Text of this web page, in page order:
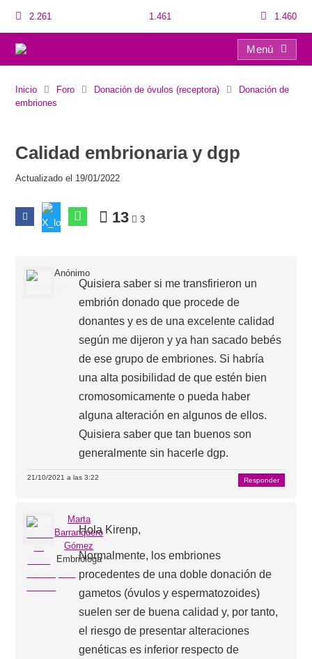
2.261 1.461 1.460
Menú
Inicio Foro Donación de óvulos (receptora)
Donación de
embriones
Calidad embrionaria y dgp
Actualizado el 19/01/2022
13 3
Anónimo
Quisiera saber si me transfirieron un
embrión donado que procede de
donantes y es de una excelente calidad
según me dijeron y ya han sacado bebés
de ese grupo de embriones. Si habría
una alta posibilidad de que estén bien
cromosomicamente o pueda haber
alguna alteración en algunos de ellos.
Quisiera saber que tan buenos son
generalmente sin hacerle dgp.
21/10/2021 a las 3:22 Responder
Marta
Barranquero
Gómez
Embrióloga
Hola Kirenp,
Normalmente, los embriones
procedentes de una doble donación de
gametos (óvulos y espermatozoides)
suelen ser de buena calidad y, por tanto,
el riesgo de presentar alteraciones
genéticas es inferior respecto de